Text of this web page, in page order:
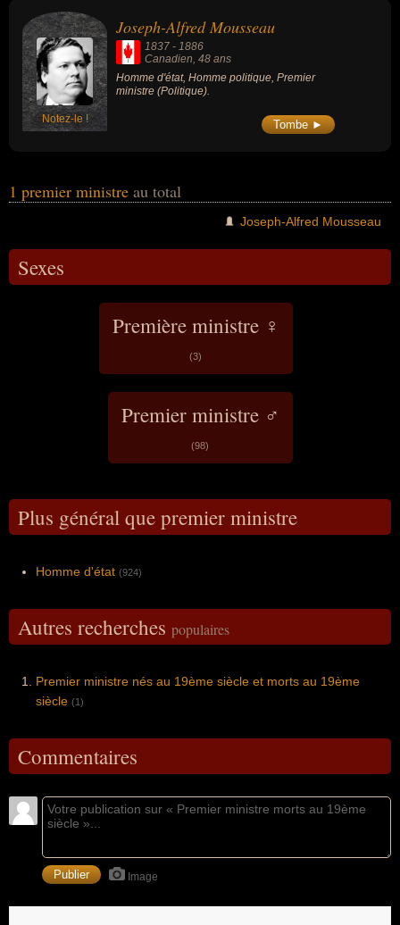
homme politique. En ce qui concerne leurs nationalités au moment
de leurs morts, ils peuvent avoir été canadien par exemple.
Notez-le !
Joseph-Alfred Mousseau
1837 - 1886
Canadien, 48 ans
Homme d'état, Homme politique, Premier
ministre (Politique).
Tombe ►
1 premier ministre au total
Joseph-Alfred Mousseau
Sexes
Première ministre ♀
(3)
Premier ministre ♂
(98)
Plus général que premier ministre
Homme d'état (924)
Autres recherches populaires
Premier ministre nés au 19ème siècle et morts au 19ème
siècle (1)
Commentaires
Image